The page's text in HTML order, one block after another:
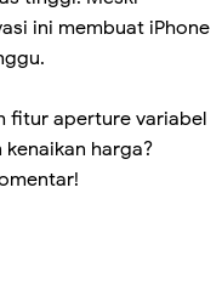
ini membuat iPhone
fitur aperture variabel
harga?